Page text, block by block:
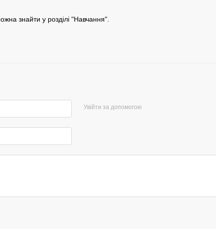
знайти у розділі "Навчання".
Увійти за допомогою